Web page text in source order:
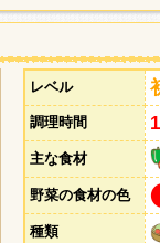
レベル
調理時間
主な食材
野菜の食材の色
種類